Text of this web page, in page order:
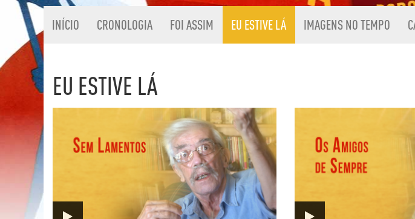
INÍCIO CRONOLOGIA FOI ASSIM EU ESTIVE LÁ IMAGENS NO TEMPO
EU ESTIVE LÁ
Listagem de Eu estive lá da Extrema